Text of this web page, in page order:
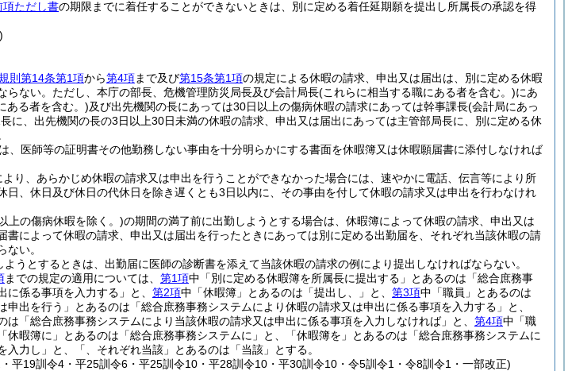
項ただし書の期限までに着任することができないときは、別に定める着任延期願を提出し所属長の承認を得
則第14条第1項から第4項まで及び第15条第1項の規定による休暇の請求、申出又は届出は、別に定める休暇
ない。 ただし、本庁の部長、危機管理防災局長及び会計局長(これらに相当する職にある者を含む。)にあ
ある者を含む。)及び出先機関の長にあっては30日以上の傷病休暇の請求にあっては幹事課長(会計局にあっ
に、出先機関の長の3日以上30日未満の休暇の請求、申出又は届出にあっては主管部局長に、別に定める休
、医師等の証明書その他勤務しない事由を十分明らかにする書面を休暇簿又は休暇願届書に添付しなければ
り、あらかじめ休暇の請求又は申出を行うことができなかった場合には、速やかに電話、伝言等により所
日、休日及び休日の代休日を除き遅くとも3日以内に、その事由を付して休暇の請求又は申出を行わなけれ
上の傷病休暇を除く。)の期間の満了前に出勤しようとする場合は、休暇簿によって休暇の請求、申出又は
書によって休暇の請求、申出又は届出を行ったときにあっては別に定める出勤届を、それぞれ当該休暇の請
い。
うとするときは、出勤届に医師の診断書を添えて当該休暇の請求の例により提出しなければならない。
までの規定の適用については、 第1項中「別に定める休暇簿を所属長に提出する」とあるのは「総合庶務事
係る事項を入力する」と、 第2項中「休暇簿」とあるのは「提出し、」と、 第3項中「職員」とあるのは
申出を行う」とあるのは「総合庶務事務システムにより休暇の請求又は申出に係る事項を入力する」と、
は「総合庶務事務システムにより当該休暇の請求又は申出に係る事項を入力しなければ」と、 第4項中「職
休暇簿に」とあるのは「総合庶務事務システムに」と、「休暇簿を」とあるのは「総合庶務事務システムに
力し」と、「、それぞれ当該」とあるのは「当該」とする。
平19訓令4・平25訓令6・平25訓令10・平28訓令10・平30訓令10・令5訓令1・令8訓令1・一部改正)